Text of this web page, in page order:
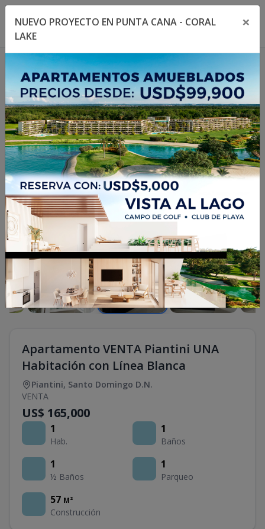
Toggle navigation menu
1/15
Apartamento VENTA Piantini UNA
Habitación con Línea Blanca
Piantini, Santo Domingo D.N.
VENTA
US$ 165,000
1
Hab.
1
Baños
1
½ Baños
1
Parqueo
57 M²
Construcción
NUEVO PROYECTO EN PUNTA CANA - CORAL
LAKE
×